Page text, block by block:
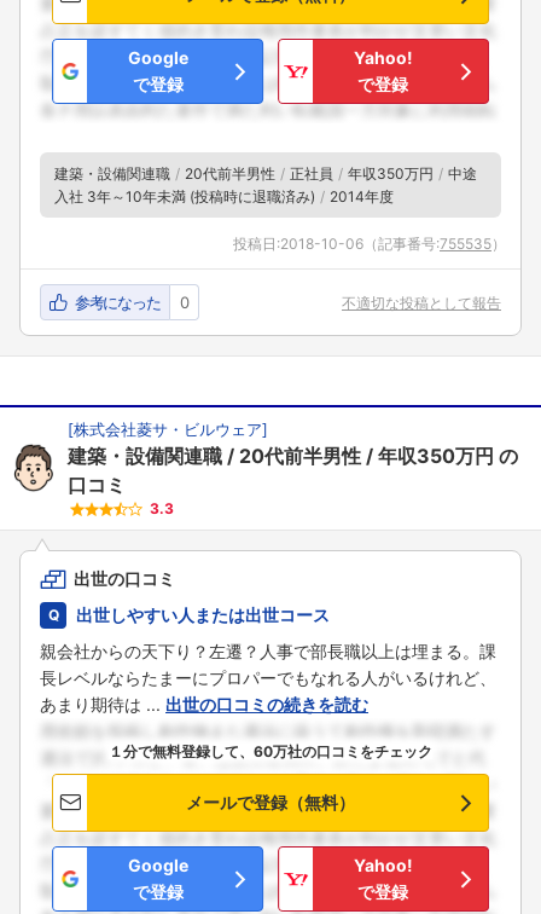
Google
で登録
Yahoo!
で登録
建築・設備関連職 20代前半男性 正社員 年収350万円
中途
入社 3年～10年未満 (投稿時に退職済み)
2014年度
投稿日:2018-10-06 （記事番号:755535）
参考になった 0 不適切な投稿として報告
[株式会社菱サ・ビルウェア]
建築・設備関連職 20代前半男性 年収350万円 の
口コミ
3.3
出世の口コミ
出世しやすい人または出世コース
親会社からの天下り？左遷？人事で部長職以上は埋まる。課
長レベルならたまーにプロパーでもなれる人がいるけれど、
あまり期待は ... 出世の口コミの続きを読む
１分で無料登録して、60万社の口コミをチェック
メールで登録（無料）
Google
で登録
Yahoo!
で登録